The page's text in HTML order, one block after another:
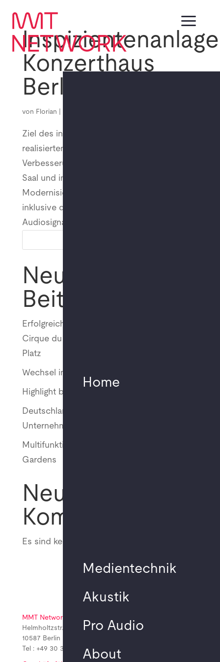
a
Home
Medientechnik
Akustik
Pro Audio
About
Inspizientenanlage
Konzerthaus
Berlin
von Florian
Ziel des insgesamt von 2013 bis 2023
realisierten Großprojekts war neben der
Verbesserung der Raumakustik im Großen
Saal und im Werner-Otto-Saal einerseits die
Modernisierung der Tonregietechnik
inklusive digitalem Mischpult und
Audiosignalverarbeitung sowie...
Neueste
Beiträge
Erfolgreich umgesetzt: MMT unterstützt
Cirque du Soleil bei „ALIZÉ“ am Potsdamer
Platz
Wechsel in der Geschäftsführung
Highlight bei Young Euro Classic 2025
Deutschlandweite Offices für „Big Four“
Unternehmen
Multifunktionale Nutzung im Studio 1 Atelier
Gardens
Neueste
Kommentare
Es sind keine Kommentare vorhanden.
MMT Network GmbH
Helmholtzstr. 2-9 A.03.070
10587 Berlin
Tel : +49 30 310 172 21